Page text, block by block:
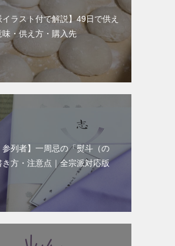
イラスト付で解説】49日で供え
味・供え方・購入先
参列者】一周忌の「熨斗（の
き方・注意点｜全宗派対応版